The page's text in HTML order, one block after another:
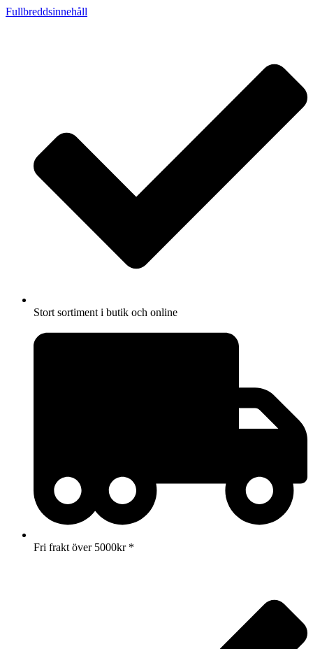
Fullbreddsinnehåll
Stort sortiment i butik och online
Fri frakt över 5000kr *